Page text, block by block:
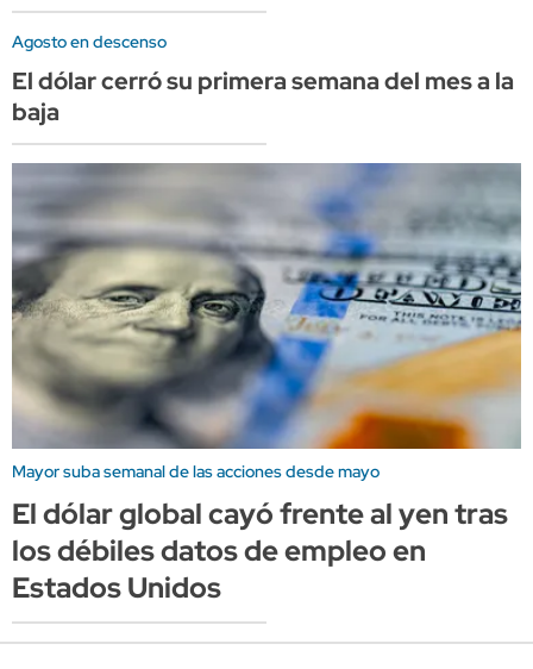
Agosto en descenso
El dólar cerró su primera semana del mes a la
baja
Mayor suba semanal de las acciones desde mayo
El dólar global cayó frente al yen tras
los débiles datos de empleo en
Estados Unidos